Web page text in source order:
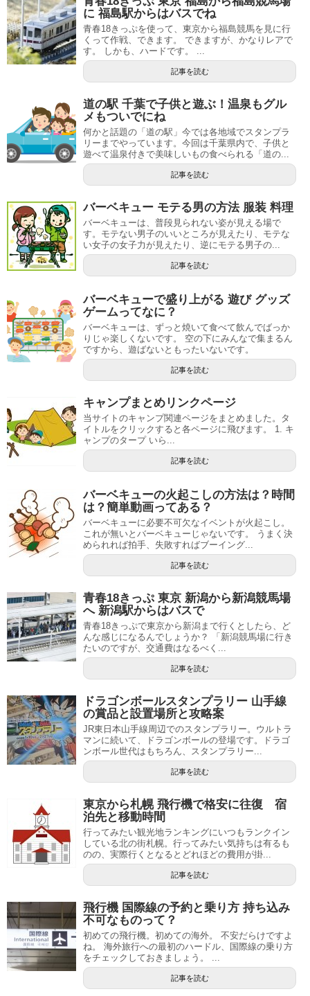
に 福島駅からはバスでね
青春18きっぷを使って、東京から福島競馬を見に行
くって作戦、できます。 できますが、かなりレアで
す。 しかも、ハードです。 ...
記事を読む
道の駅 千葉で子供と遊ぶ！温泉もグル
メもついでにね
何かと話題の「道の駅」今では各地域でスタンプラ
リーまでやっています。今回は千葉県内で、子供と
遊べて温泉付きで美味しいもの食べられる「道の...
記事を読む
バーベキュー モテる男の方法 服装 料理
バーベキューは、普段見られない姿が見える場で
す。モテない男子のいいところが見えたり、モテな
い女子の女子力が見えたり、逆にモテる男子の...
記事を読む
バーベキューで盛り上がる 遊び グッズ
ゲームってなに？
バーベキューは、ずっと焼いて食べて飲んでばっか
りじゃ楽しくないです。 空の下にみんなで集まるん
ですから、遊ばないともったいないです。
記事を読む
キャンプまとめリンクページ
当サイトのキャンプ関連ページをまとめました。タ
イトルをクリックすると各ページに飛びます。 1. キ
ャンプのタープ いら...
記事を読む
バーベキューの火起こしの方法は？時間
は？簡単動画ってある？
バーベキューに必要不可欠なイベントが火起こし。
これが無いとバーベキューじゃないです。 うまく決
められれば拍手、失敗すればブーイング...
記事を読む
青春18きっぷ 東京 新潟から新潟競馬場
へ 新潟駅からはバスで
青春18きっぷで東京から新潟まで行くとしたら、ど
んな感じになるんでしょうか？ 「新潟競馬場に行き
たいのですが、交通費はなるべく...
記事を読む
ドラゴンボールスタンプラリー 山手線
の賞品と設置場所と攻略案
JR東日本山手線周辺でのスタンプラリー。ウルトラ
マンに続いて、ドラゴンボールの登場です。ドラゴ
ンボール世代はもちろん、スタンプラリー...
記事を読む
東京から札幌 飛行機で格安に往復 宿
泊先と移動時間
行ってみたい観光地ランキングにいつもランクイン
している北の街札幌。行ってみたい気持ちは有るも
のの、実際行くとなるとどれほどの費用が掛...
記事を読む
飛行機 国際線の予約と乗り方 持ち込み
不可なものって？
初めての飛行機。初めての海外。 不安だらけですよ
ね。 海外旅行への最初のハードル、国際線の乗り方
をチェックしておきましょう。 ...
記事を読む